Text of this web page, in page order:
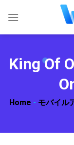
King Of
Home - モバイル